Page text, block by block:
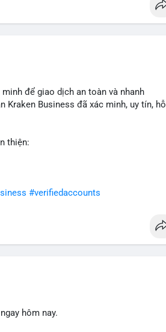
để giao dịch an toàn và nhanh
Kraken Business đã xác minh, uy tín, hỗ
thiện:
#verifiedaccounts
hôm nay.